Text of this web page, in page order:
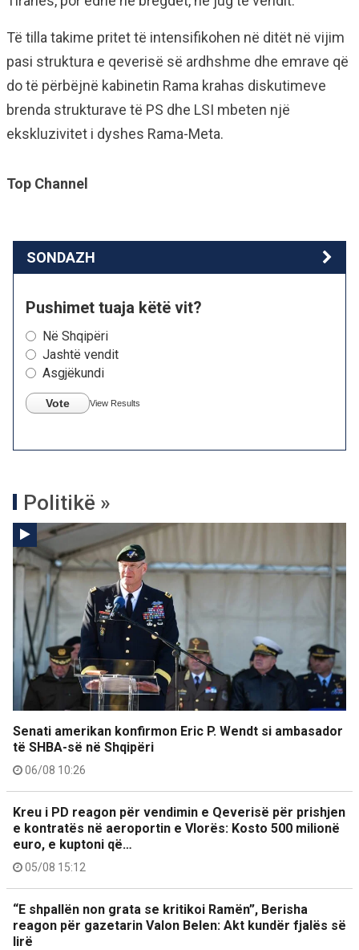
Të tilla takime pritet të intensifikohen në ditët në vijim
pasi struktura e qeverisë së ardhshme dhe emrave që
do të përbëjnë kabinetin Rama krahas diskutimeve
brenda strukturave të PS dhe LSI mbeten një
ekskluzivitet i dyshes Rama-Meta.
Top Channel
SONDAZH
Pushimet tuaja këtë vit?
Në Shqipëri
Jashtë vendit
Asgjëkundi
Vote View Results
Politikë »
Senati amerikan konfirmon Eric P. Wendt si ambasador
të SHBA-së në Shqipëri
06/08 10:26
Kreu i PD reagon për vendimin e Qeverisë për prishjen
e kontratës në aeroportin e Vlorës: Kosto 500 milionë
euro, e kuptoni që…
05/08 15:12
“E shpallën non grata se kritikoi Ramën”, Berisha
reagon për gazetarin Valon Belen: Akt kundër fjalës së
lirë